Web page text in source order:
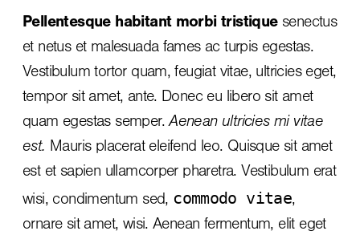
Pellentesque habitant morbi tristiquesenectus
et netus et malesuada fames ac turpis egestas.
Vestibulum tortor quam, feugiat vitae, ultricies eget,
tempor sit amet, ante. Donec eu libero sit amet
quam egestas semper.Aenean ultricies mi vitae
est. Mauris placerat eleifend leo. Quisque sit amet
est et sapien ullamcorper pharetra. Vestibulum erat
wisi, condimentum sed, commodo vitae,
ornare sit amet, wisi. Aenean fermentum, elit eget